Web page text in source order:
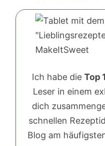
Ich habe die Top
Leser in einem
dich
schnellen
Blog am